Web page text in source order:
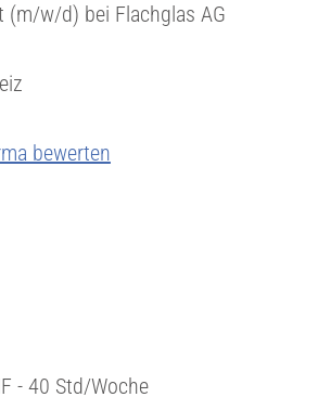
(m/w/d) bei Flachglas AG
bewerten
- 40 Std/Woche